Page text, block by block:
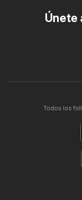
Únete
Todos los